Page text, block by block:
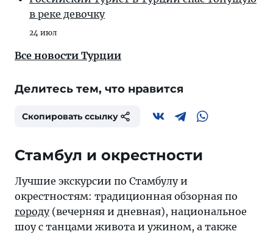
в реке девочку
24 июл
Все новости Турции
Делитесь тем, что нравится
Скопировать ссылку
Стамбул и окрестности
Лучшие экскурсии по Стамбулу и
окрестностям: традиционная обзорная по
городу(вечерняя и дневная), национальное
шоу с танцами живота и ужином, а также